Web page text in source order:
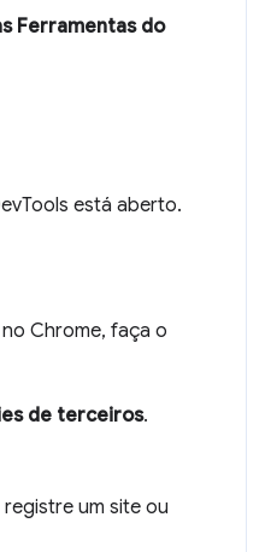
Ferramentas do
está aberto.
Chrome, faça o
de terceiros.
um site ou